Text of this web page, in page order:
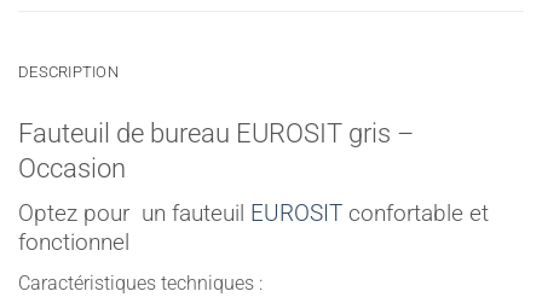
DESCRIPTION
Fauteuil de bureau EUROSIT gris –
Occasion
Optez pour un fauteuil EUROSIT confortable et
fonctionnel
Caractéristiques techniques :